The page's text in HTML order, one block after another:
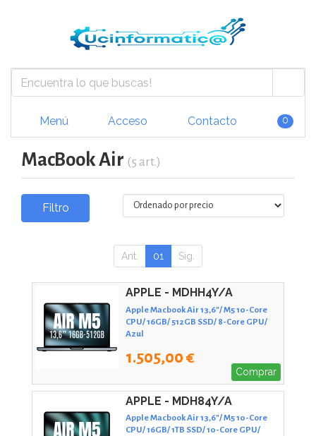
Menú Acceso Contacto 0
MacBook Air (5 art.)
Filtro
Ant. 01 Sig.
APPLE - MDHH4Y/A
Apple Macbook Air 13,6"/ M5 10-Core
CPU/ 16GB/ 512GB SSD/ 8-Core GPU/
Azul
1.505,00 €
Comprar
APPLE - MDH84Y/A
Apple Macbook Air 13,6"/ M5 10-Core
CPU/ 16GB/ 1TB SSD/ 10-Core GPU/